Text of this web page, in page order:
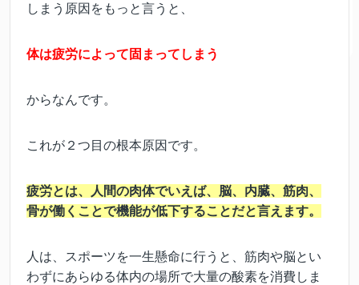
しまう原因をもっと言うと、
体は疲労によって固まってしまう
からなんです。
これが２つ目の根本原因です。
疲労とは、人間の肉体でいえば、脳、内臓、筋肉、
骨が働くことで機能が低下することだと言えます。
人は、スポーツを一生懸命に行うと、筋肉や脳とい
わずにあらゆる体内の場所で大量の酸素を消費しま